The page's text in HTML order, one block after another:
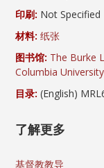
印刷: Not Specified
材料: 纸张
图书馆: The Burke
Columbia
目录: (English)
了解更多
基督教教导